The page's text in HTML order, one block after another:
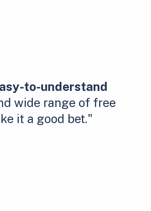
to-understand
wide range of free
it a good bet."